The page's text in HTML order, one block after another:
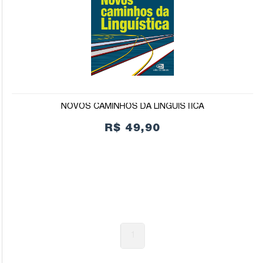
NOVOS CAMINHOS DA LINGUÍSTICA
R$ 49,90